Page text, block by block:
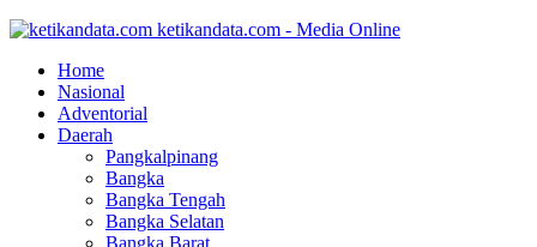
ketikandata.com - Media Online
Home
Nasional
Adventorial
Daerah
Pangkalpinang
Bangka
Bangka Tengah
Bangka Selatan
Bangka Barat